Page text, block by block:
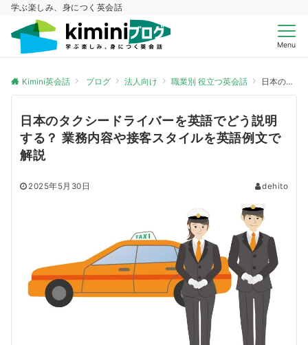
学ぶ楽しみ、身につく英会話
Menu
Kimini英会話 ブログ 法人向け 職業別 役立つ英会話 日本のタクシードライバーを英語でどう説明する？ 業務内容や接客スタイルを英語例文で解説
日本のタクシードライバーを英語でどう説明
する？ 業務内容や接客スタイルを英語例文で
解説
2025年5月30日 dehito